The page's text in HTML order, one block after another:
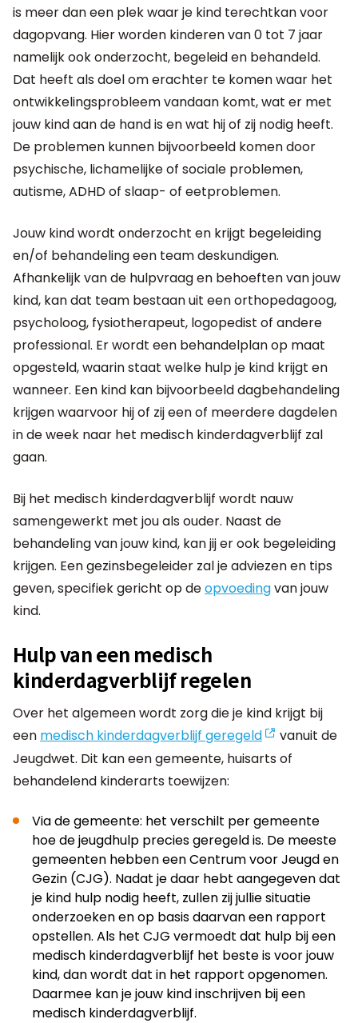
is meer dan een plek waar je kind terechtkan voor
dagopvang. Hier worden kinderen van 0 tot 7 jaar
namelijk ook onderzocht, begeleid en behandeld.
Dat heeft als doel om erachter te komen waar het
ontwikkelingsprobleem vandaan komt, wat er met
jouw kind aan de hand is en wat hij of zij nodig heeft.
De problemen kunnen bijvoorbeeld komen door
psychische, lichamelijke of sociale problemen,
autisme, ADHD of slaap- of eetproblemen.
Jouw kind wordt onderzocht en krijgt begeleiding
en/of behandeling een team deskundigen.
Afhankelijk van de hulpvraag en behoeften van jouw
kind, kan dat team bestaan uit een orthopedagoog,
psycholoog, fysiotherapeut, logopedist of andere
professional. Er wordt een behandelplan op maat
opgesteld, waarin staat welke hulp je kind krijgt en
wanneer. Een kind kan bijvoorbeeld dagbehandeling
krijgen waarvoor hij of zij een of meerdere dagdelen
in de week naar het medisch kinderdagverblijf zal
gaan.
Bij het medisch kinderdagverblijf wordt nauw
samengewerkt met jou als ouder. Naast de
behandeling van jouw kind, kan jij er ook begeleiding
krijgen. Een gezinsbegeleider zal je adviezen en tips
geven, specifiek gericht op deopvoedingvan jouw
kind.
Hulp van een medisch
kinderdagverblijf regelen
Over het algemeen wordt zorg die je kind krijgt bij
een medisch kinderdagverblijf geregeld
vanuit de
Jeugdwet. Dit kan een gemeente, huisarts of
behandelend kinderarts toewijzen:
Via de gemeente: het verschilt per gemeente
hoe de jeugdhulp precies geregeld is. De meeste
gemeenten hebben een Centrum voor Jeugd en
Gezin (CJG). Nadat je daar hebt aangegeven dat
je kind hulp nodig heeft, zullen zij jullie situatie
onderzoeken en op basis daarvan een rapport
opstellen. Als het CJG vermoedt dat hulp bij een
medisch kinderdagverblijf het beste is voor jouw
kind, dan wordt dat in het rapport opgenomen.
Daarmee kan je jouw kind inschrijven bij een
medisch kinderdagverblijf.